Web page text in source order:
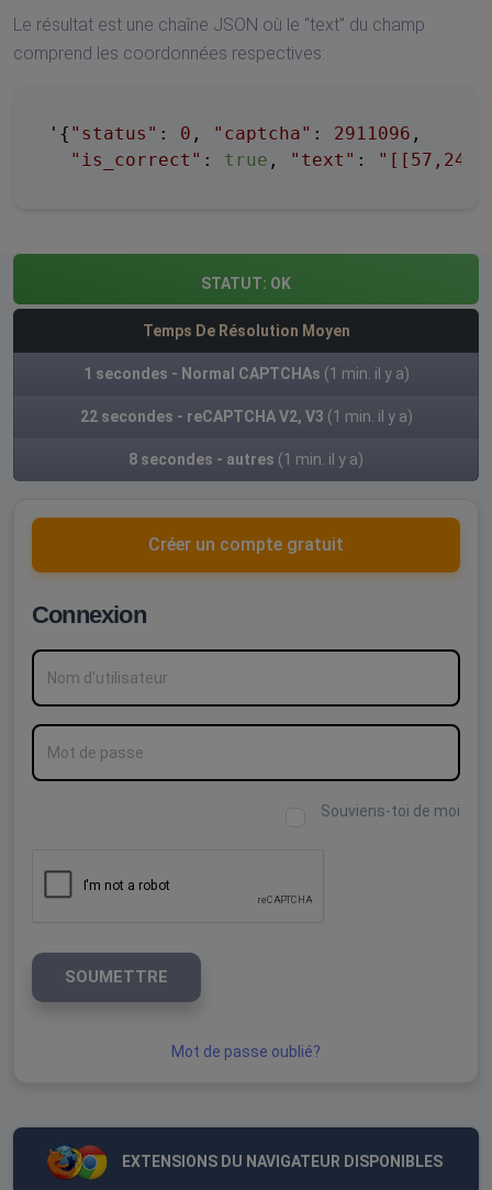
Le résultat est une chaîne JSON où le "text" du champ
comprend les coordonnées respectives:
'{ "status" : 0 , "captcha" : 2911096 ,
"is_correct" : true , "text" :
STATUT: OK
Temps De Résolution Moyen
1 secondes - Normal CAPTCHAs (1 min. il y a)
22 secondes - reCAPTCHA V2, V3 (1 min. il y a)
8 secondes - autres (1 min. il y a)
Créer un compte gratuit
Connexion
Nom d'utilisateur
Mot de passe
Souviens-toi de moi
SOUMETTRE
Mot de passe oublié?
EXTENSIONS DU NAVIGATEUR DISPONIBLES